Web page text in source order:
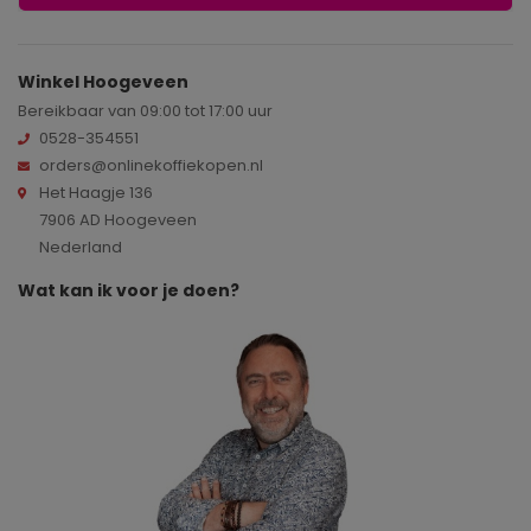
Winkel Hoogeveen
Bereikbaar van 09:00 tot 17:00 uur
0528-354551
orders@onlinekoffiekopen.nl
Het Haagje 136
7906 AD Hoogeveen
Nederland
Wat kan ik voor je doen?